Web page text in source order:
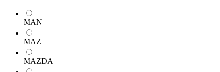
MAN
MAZ
MAZDA